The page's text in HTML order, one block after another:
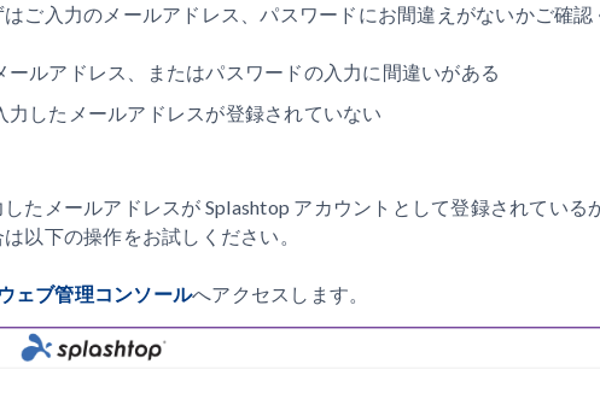
ご入力のメールアドレス、パスワードにお間違えがないかご確認
ールアドレス、またはパスワードの入力に間違いがある
力したメールアドレスが登録されていない
したメールアドレスが Splashtop アカウントとして登録されてい
以下の操作をお試しください。
ェブ管理コンソールへアクセスします。